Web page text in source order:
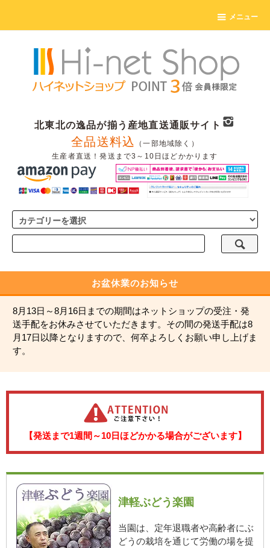
メニュー
北東北の逸品が揃う産地直送通販サイト
全品送料込
（一部地域除く）
生産者直送！発送まで3～10日ほどかかります
お盆休業のお知らせ
8月13日～8月16日までの期間はネットショップの受注・発
送手配をお休みさせていただきます。その間の発送手配は8
月17日以降となりますので、何卒よろしくお願い申し上げま
す。
【発送まで1週間～10日ほどかかる場合がございます】
津軽ぶどう楽園
当園は、定年退職者や高齢者にぶ
どうの栽培を通じて労働の場を提